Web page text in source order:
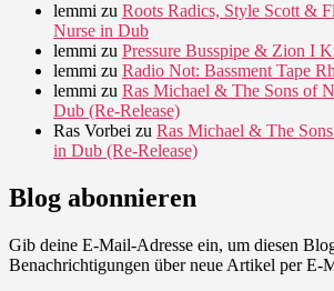
lemmi zu Roots Radics, Style Scott &
Nurse in Dub
lemmi zu Pressure Busspipe & Zion I
lemmi zu Radio Not: Bassment Tape
lemmi zu Ras Michael & The Sons of
Dub (Re-Release)
Ras Vorbei zu Ras Michael & The
in Dub (Re-Release)
Blog abonnieren
Gib deine E-Mail-Adresse ein, um diesen
Benachrichtigungen über neue Artikel per E-